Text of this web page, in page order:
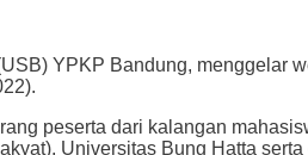
YPKP Bandung, menggelar
peserta dari kalangan
Universitas Bung Hatta